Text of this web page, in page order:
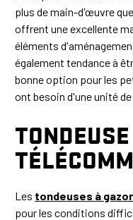
plus de main-d'œuvre
offrent une excellente
éléments
également tendance à
bonne option pour les
ont besoin d'une unité
TONDEUSE
Les tondeuses à
pour les conditions